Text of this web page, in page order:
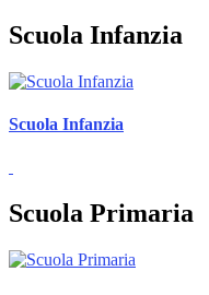
Scuola Infanzia
Scuola Infanzia
Scuola Primaria